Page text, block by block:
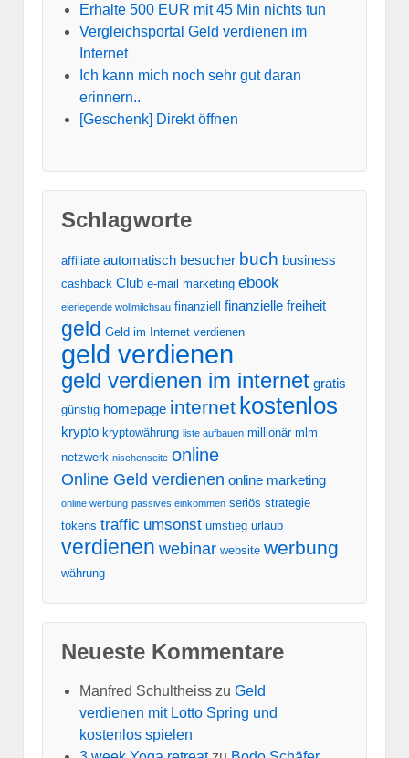
Erhalte 500 EUR mit 45 Min nichts tun
Vergleichsportal Geld verdienen im
Internet
Ich kann mich noch sehr gut daran
erinnern..
[Geschenk] Direkt öffnen
Schlagworte
affiliate automatisch besucher buch business
cashback Club e-mail marketing ebook
eierlegende wollmilchsau finanziell finanzielle freiheit
geld Geld im Internet verdienen
geld verdienen
geld verdienen im internet gratis
günstig homepage internet kostenlos
krypto kryptowährung liste aufbauen millionär mlm
netzwerk nischenseite online
Online Geld verdienen online marketing
online werbung passives einkommen seriös strategie
tokens traffic umsonst umstieg urlaub
verdienen webinar website werbung
währung
Neueste Kommentare
Manfred Schultheiss zu Geld
verdienen mit Lotto Spring und
kostenlos spielen